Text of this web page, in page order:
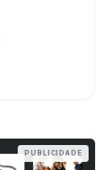
PUBLICIDADE